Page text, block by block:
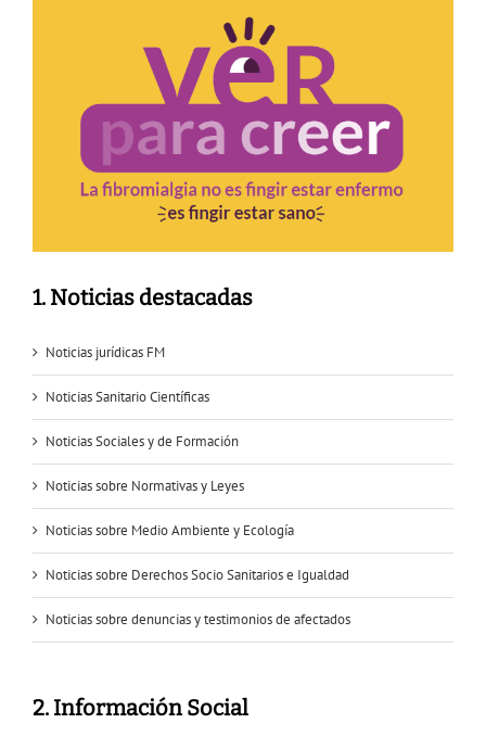
1. Noticias destacadas
Noticias jurídicas FM
Noticias Sanitario Científicas
Noticias Sociales y de Formación
Noticias sobre Normativas y Leyes
Noticias sobre Medio Ambiente y Ecología
Noticias sobre Derechos Socio Sanitarios e Igualdad
Noticias sobre denuncias y testimonios de afectados
2. Información Social